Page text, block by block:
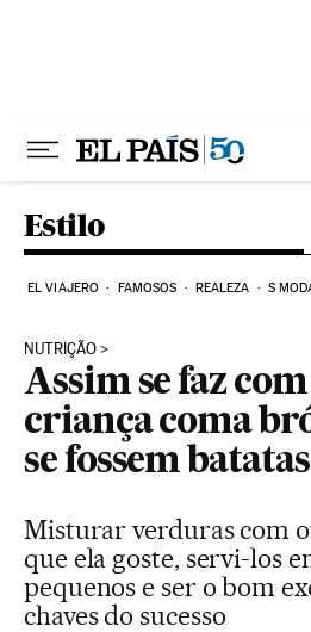
Estilo
EL VIAJERO FAMOSOS REALEZA S
NUTRIÇÃO
Assim se faz
criança coma
se fossem batatas
Misturar verduras com
que ela goste, servi-los
pequenos e ser o bom
chaves do sucesso